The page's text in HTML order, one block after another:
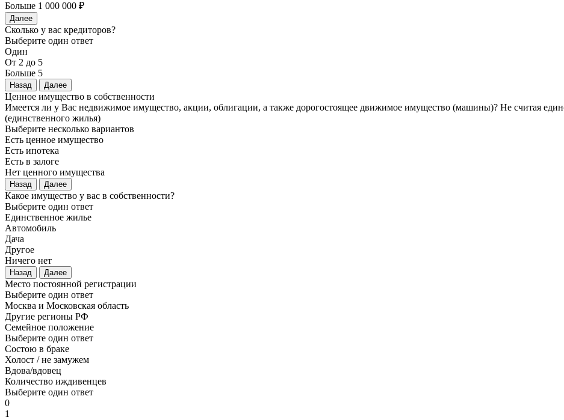
Больше 1 000 000 ₽
Далее
Сколько у вас кредиторов?
Выберите один ответ
Один
От 2 до 5
Больше 5
Назад Далее
Ценное имущество в собственности
Имеется ли у Вас недвижимое имущество, акции, облигации, а также дорогостоящее движимое имущество (машины)? Не считая
(единственного жилья)
Выберите несколько вариантов
Есть ценное имущество
Есть ипотека
Есть в залоге
Нет ценного имущества
Назад Далее
Какое имущество у вас в собственности?
Выберите один ответ
Единственное жилье
Автомобиль
Дача
Другое
Ничего нет
Назад Далее
Место постоянной регистрации
Выберите один ответ
Москва и Московская область
Другие регионы РФ
Семейное положение
Выберите один ответ
Состою в браке
Холост / не замужем
Вдова/вдовец
Количество иждивенцев
Выберите один ответ
0
1